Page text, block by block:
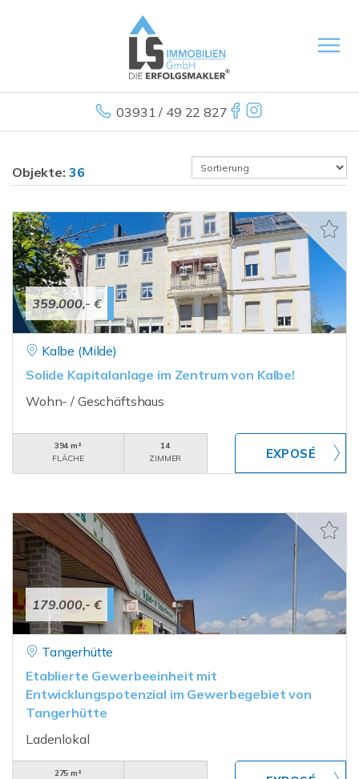
03931 / 49 22 827
Objekte: 36
359.000,- €
Kalbe (Milde)
Solide Kapitalanlage im Zentrum von Kalbe!
Wohn- / Geschäftshaus
394 m²
FLÄCHE
14
ZIMMER
179.000,- €
Tangerhütte
Etablierte Gewerbeeinheit mit
Entwicklungspotenzial im Gewerbegebiet von
Tangerhütte
Ladenlokal
275 m²